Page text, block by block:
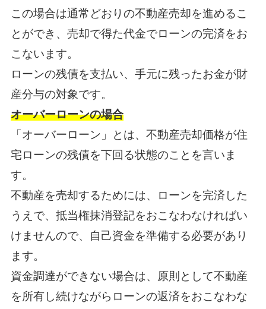
この場合は通常どおりの不動産売却を進めるこ
とができ、売却で得た代金でローンの完済をお
こないます。
ローンの残債を支払い、手元に残ったお金が財
産分与の対象です。
オーバーローンの場合
「オーバーローン」とは、不動産売却価格が住
宅ローンの残債を下回る状態のことを言いま
す。
不動産を売却するためには、ローンを完済した
うえで、抵当権抹消登記をおこなわなければい
けませんので、自己資金を準備する必要があり
ます。
資金調達ができない場合は、原則として不動産
を所有し続けながらローンの返済をおこなわな